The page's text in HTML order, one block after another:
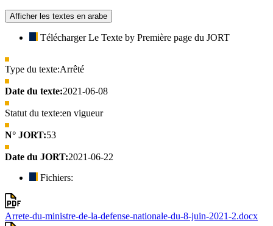
Afficher les textes en arabe
Télécharger Le Texte by Première page du JORT
Type du texte:Arrêté
Date du texte:2021-06-08
Statut du texte:en vigueur
N° JORT:53
Date du JORT:2021-06-22
Fichiers:
Arrete-du-ministre-de-la-defense-nationale-du-8-juin-2021-2.docx